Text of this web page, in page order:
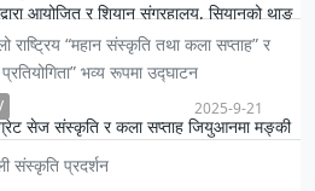
आयोजित र शियान संग्रहालय, सियानको थाङ
राष्ट्रिय “महान संस्कृति तथा कला सप्ताह” र
प्रतियोगिता” भव्य रूपमा उद्घाटन
सेज संस्कृति र कला सप्ताह जियुआनमा मङ्की
मनाउँदै चीनको मङ्की माउन्टेन र नेपालको
2025-9-21
संस्कृति प्रदर्शन